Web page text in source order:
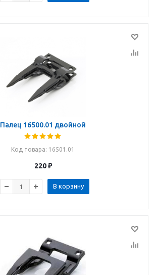
Палец 16500.01 двойной
Код товара: 16501.01
220₽
В корзину